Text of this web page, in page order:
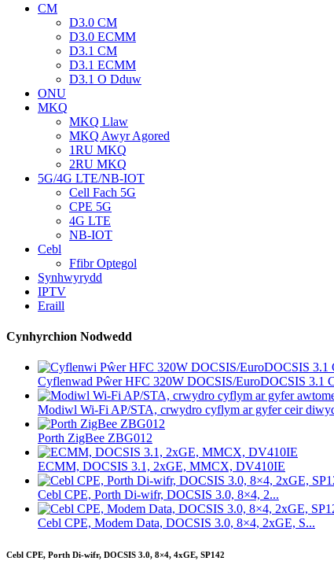
CM
D3.0 CM
D3.0 ECMM
D3.1 CM
D3.1 ECMM
D3.1 O Dduw
ONU
MKQ
MKQ Llaw
MKQ Awyr Agored
1RU MKQ
2RU MKQ
5G/4G LTE/NB-IOT
Cell Fach 5G
CPE 5G
4G LTE
NB-IOT
Cebl
Ffibr Optegol
Synhwyrydd
IPTV
Eraill
Cynhyrchion Nodwedd
Cyflenwad Pŵer HFC 320W DOCSIS/EuroDOCSIS 3.1
Modiwl Wi-Fi AP/STA, crwydro cyflym ar gyfer ceir
Porth ZigBee ZBG012
ECMM, DOCSIS 3.1, 2xGE, MMCX, DV410IE
Cebl CPE, Porth Di-wifr, DOCSIS 3.0, 8×4, 2...
Cebl CPE, Modem Data, DOCSIS 3.0, 8×4, 2xGE, S...
Cebl CPE, Porth Di-wifr, DOCSIS 3.0, 8×4, 4xGE, SP142